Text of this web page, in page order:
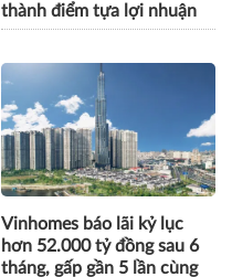
thành điểm tựa lợi nhuận
Vinhomes báo lãi kỷ lục
hơn 52.000 tỷ đồng sau 6
tháng, gấp gần 5 lần cùng